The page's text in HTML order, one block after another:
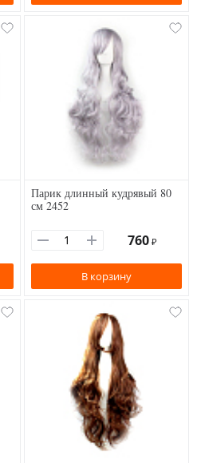
Парик длинный кудрявый 80
см 2452
760 ₽
В корзину